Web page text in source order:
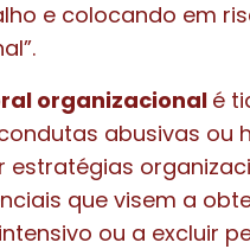
e colocando em
organizacional é
abusivas ou
estratégias
que visem a
ou a excluir